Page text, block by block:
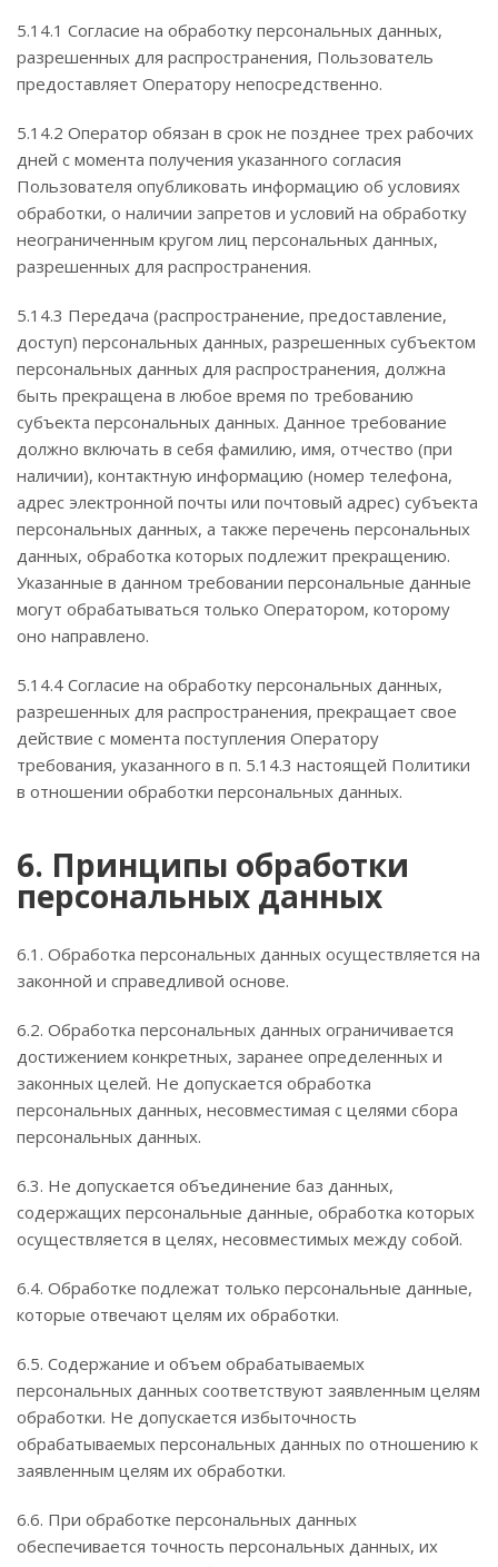
5.14.1 Согласие на обработку персональных данных,
разрешенных для распространения, Пользователь
предоставляет Оператору непосредственно.
5.14.2 Оператор обязан в срок не позднее трех рабочих
дней с момента получения указанного согласия
Пользователя опубликовать информацию об условиях
обработки, о наличии запретов и условий на обработку
неограниченным кругом лиц персональных данных,
разрешенных для распространения.
5.14.3 Передача (распространение, предоставление,
доступ) персональных данных, разрешенных субъектом
персональных данных для распространения, должна
быть прекращена в любое время по требованию
субъекта персональных данных. Данное требование
должно включать в себя фамилию, имя, отчество (при
наличии), контактную информацию (номер телефона,
адрес электронной почты или почтовый адрес) субъекта
персональных данных, а также перечень персональных
данных, обработка которых подлежит прекращению.
Указанные в данном требовании персональные данные
могут обрабатываться только Оператором, которому
оно направлено.
5.14.4 Согласие на обработку персональных данных,
разрешенных для распространения, прекращает свое
действие с момента поступления Оператору
требования, указанного в п. 5.14.3 настоящей Политики
в отношении обработки персональных данных.
6. Принципы обработки
персональных данных
6.1. Обработка персональных данных осуществляется на
законной и справедливой основе.
6.2. Обработка персональных данных ограничивается
достижением конкретных, заранее определенных и
законных целей. Не допускается обработка
персональных данных, несовместимая с целями сбора
персональных данных.
6.3. Не допускается объединение баз данных,
содержащих персональные данные, обработка которых
осуществляется в целях, несовместимых между собой.
6.4. Обработке подлежат только персональные данные,
которые отвечают целям их обработки.
6.5. Содержание и объем обрабатываемых
персональных данных соответствуют заявленным целям
обработки. Не допускается избыточность
обрабатываемых персональных данных по отношению к
заявленным целям их обработки.
6.6. При обработке персональных данных
обеспечивается точность персональных данных, их